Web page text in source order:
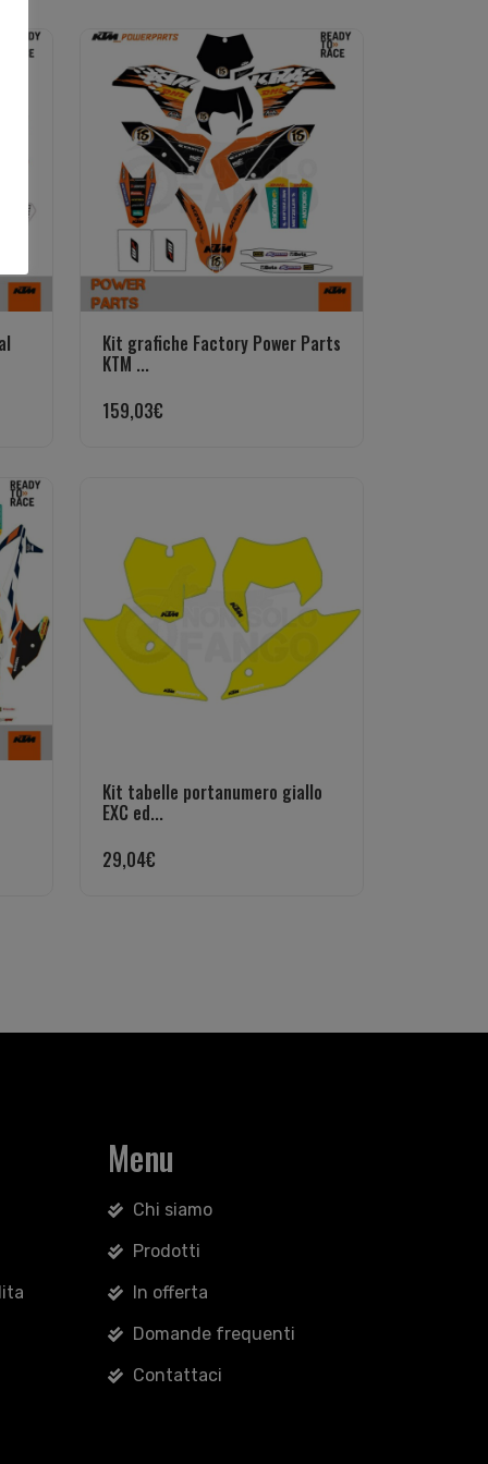
Kit grafiche Factory Power Parts
KTM ...
159,03€
Kit tabelle portanumero giallo
EXC ed...
29,04€
Menu
Chi siamo
Prodotti
In offerta
Domande frequenti
Contattaci